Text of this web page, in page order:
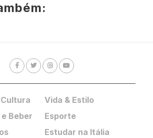
Beber
Vida & Estilo
Esporte
Estudar na Itália